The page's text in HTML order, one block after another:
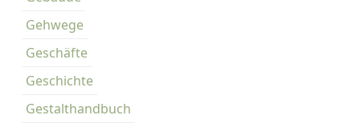
Gehwege
Geschäfte
Geschichte
Gestalthandbuch